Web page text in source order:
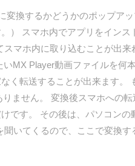
換するかどうかのポップア
） スマホ内でアプリをインス
マホ内に取り込むことが出
MX Player動画ファイルを何
く転送することが出来ます。
ません。 変換後スマホへの転
です。 その後は、パソコンの
いてくるので、ここで変換す